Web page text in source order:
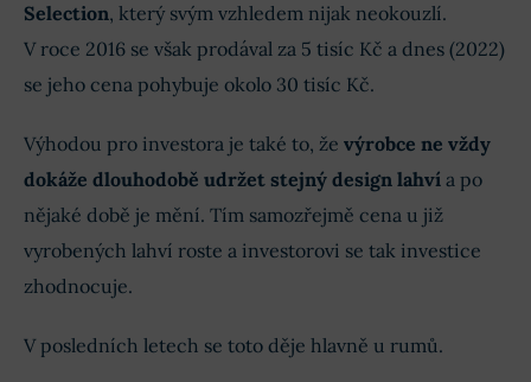
Selection, který svým vzhledem nijak neokouzlí.
V roce 2016 se však prodával za 5 tisíc Kč a dnes (2022)
se jeho cena pohybuje okolo 30 tisíc Kč.
Výhodou pro investora je také to, že výrobce ne vždy
dokáže dlouhodobě udržet stejný design lahví a po
nějaké době je mění. Tím samozřejmě cena u již
vyrobených lahví roste a investorovi se tak investice
zhodnocuje.
V posledních letech se toto děje hlavně u rumů.